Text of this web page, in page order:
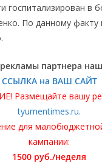
госпитализирован в
По данному факту
партнера
ССЫЛКА на ВАШ САЙТ
Размещайте вашу
tyumentimes.ru.
для
кампании:
1500 руб./неделя